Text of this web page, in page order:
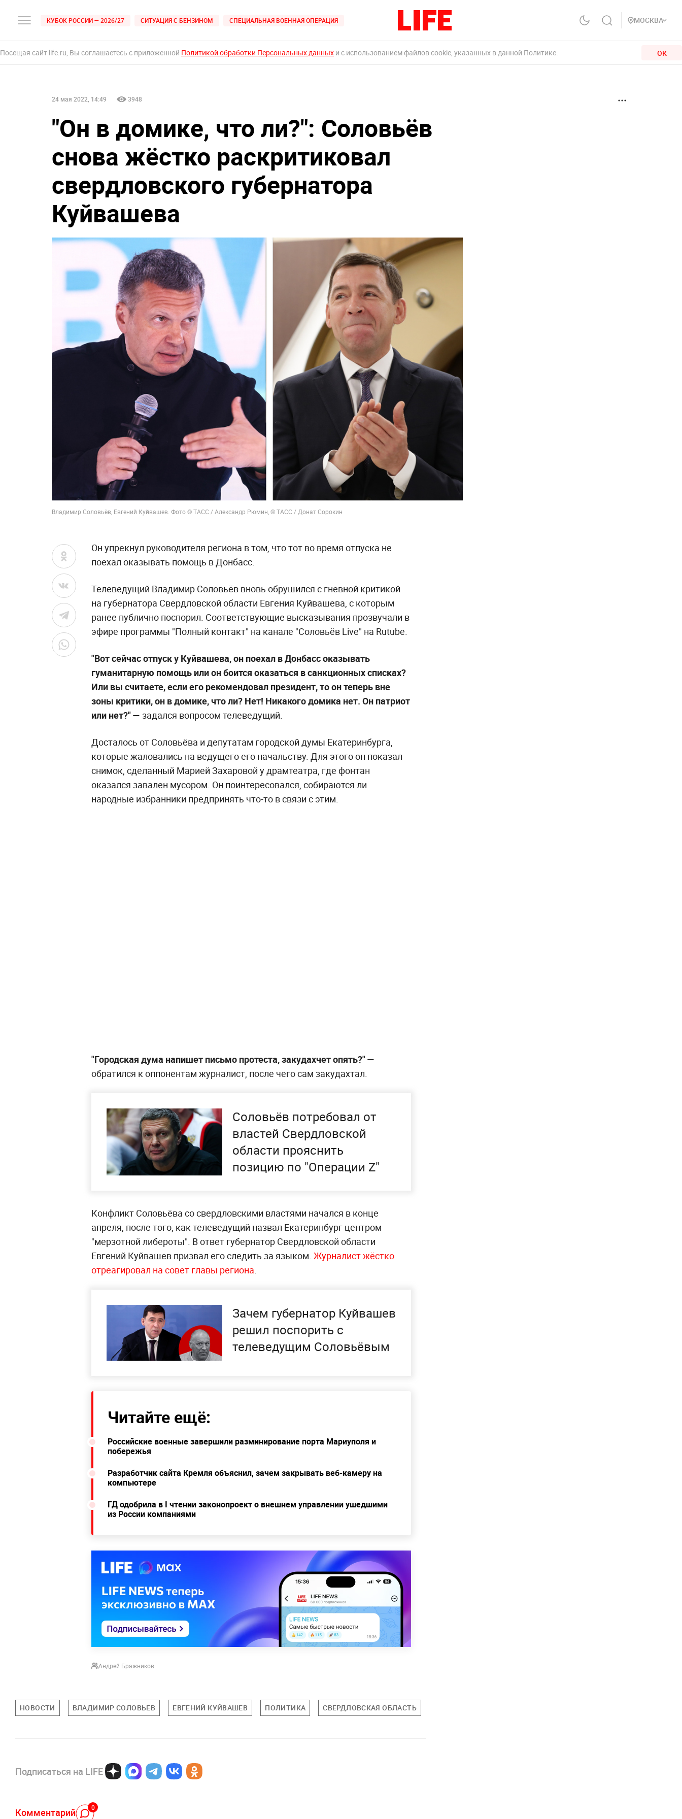
КУБОК РОССИИ — 2026/27 СИТУАЦИЯ С БЕНЗИНОМ СПЕЦИАЛЬНАЯ ВОЕННАЯ ОПЕРАЦИЯ МОСКВА
Посещая сайт life.ru, Вы соглашаетесь с приложенной Политикой обработки Персональных данных и с использованием файлов cookie, указанных в данной Политике. ОК
24 мая 2022, 14:49 3948
"Он в домике, что ли?": Соловьёв
снова жёстко раскритиковал
свердловского губернатора
Куйвашева
Владимир Соловьёв, Евгений Куйвашев. Фото © ТАСС / Александр Рюмин, © ТАСС / Донат Сорокин
Он упрекнул руководителя региона в том, что тот во время отпуска не
поехал оказывать помощь в Донбасс.
Телеведущий Владимир Соловьёв вновь обрушился с гневной критикой
на губернатора Свердловской области Евгения Куйвашева, с которым
ранее публично поспорил. Соответствующие высказывания прозвучали в
эфире программы "Полный контакт" на канале "Соловьёв Live" на Rutube.
"Вот сейчас отпуск у Куйвашева, он поехал в Донбасс оказывать
гуманитарную помощь или он боится оказаться в санкционных списках?
Или вы считаете, если его рекомендовал президент, то он теперь вне
зоны критики, он в домике, что ли? Нет! Никакого домика нет. Он патриот
или нет?"— задался вопросом телеведущий.
Досталось от Соловьёва и депутатам городской думы Екатеринбурга,
которые жаловались на ведущего его начальству. Для этого он показал
снимок, сделанный Марией Захаровой у драмтеатра, где фонтан
оказался завален мусором. Он поинтересовался, собираются ли
народные избранники предпринять что-то в связи с этим.
"Городская дума напишет письмо протеста, закудахчет опять?"—
обратился к оппонентам журналист, после чего сам закудахтал.
Соловьёв потребовал от
властей Свердловской
области прояснить
позицию по "Операции Z"
Конфликт Соловьёва со свердловскими властями начался в конце
апреля, после того, как телеведущий назвал Екатеринбург центром
"мерзотной либероты". В ответ губернатор Свердловской области
Евгений Куйвашев призвал его следить за языком. Журналист жёстко
отреагировал на совет главы региона
Зачем губернатор Куйвашев
решил поспорить с
телеведущим Соловьёвым
Читайте ещё:
Российские военные завершили разминирование порта Мариуполя и
побережья
Разработчик сайта Кремля объяснил, зачем закрывать веб-камеру на
компьютере
ГД одобрила в I чтении законопроект о внешнем управлении ушедшими
из России компаниями
Андрей Бражников
НОВОСТИ ВЛАДИМИР СОЛОВЬЕВ ЕВГЕНИЙ КУЙВАШЕВ ПОЛИТИКА СВЕРДЛОВСКАЯ ОБЛАСТЬ
Подписаться на LIFE
Комментарий 0